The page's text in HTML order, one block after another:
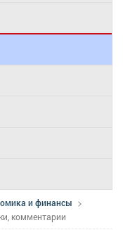
и финансы
комментарии